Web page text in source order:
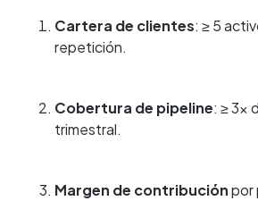
Cartera de clientes: ≥ 5
repetición.
Cobertura de pipeline: ≥ 3×
trimestral.
Margen de contribuciónpor